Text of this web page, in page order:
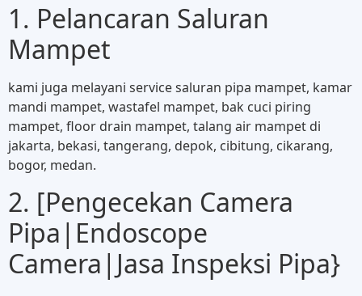
1. Pelancaran Saluran
Mampet
kami juga melayani service saluran pipa mampet, kamar
mandi mampet, wastafel mampet, bak cuci piring
mampet, floor drain mampet, talang air mampet di
jakarta, bekasi, tangerang, depok, cibitung, cikarang,
bogor, medan.
2. [Pengecekan Camera
Pipa|Endoscope
Camera|Jasa Inspeksi Pipa}